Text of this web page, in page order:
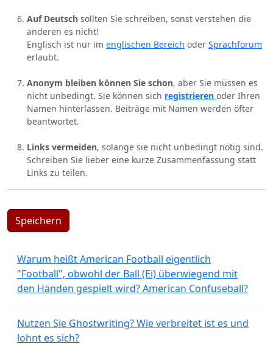
Auf Deutsch sollten Sie schreiben, sonst verstehen die
anderen es nicht!
Englisch ist nur im englischen Bereich oder Sprachforum
erlaubt.
Anonym bleiben können Sie schon, aber Sie müssen es
nicht unbedingt. Sie können sich registrieren oder Ihren
Namen hinterlassen. Beiträge mit Namen werden öfter
beantwortet.
Links vermeiden, solange sie nicht unbedingt nötig sind.
Schreiben Sie lieber eine kurze Zusammenfassung statt
Links zu teilen.
Speichern
Warum heißt American Football eigentlich
"Football", obwohl der Ball (Ei) überwiegend mit
den Händen gespielt wird? American Confuseball?
Nutzen Sie Ghostwriting? Wie verbreitet ist es und
lohnt es sich?